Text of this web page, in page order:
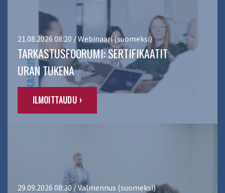
21.08.2026 08:20 / Webinaari (suomeksi)
TARKASTUSFOORUMI: SERTIFIKAATIT
URAN TUKENA
ILMOITTAUDU ›
29.09.2026 08:30 / Valmennus (suomeksi)